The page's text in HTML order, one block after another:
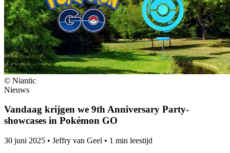
© Niantic
Nieuws
Vandaag krijgen we 9th Anniversary Party-
showcases in Pokémon GO
30 juni 2025 • Jeffry van Geel • 1 min leestijd